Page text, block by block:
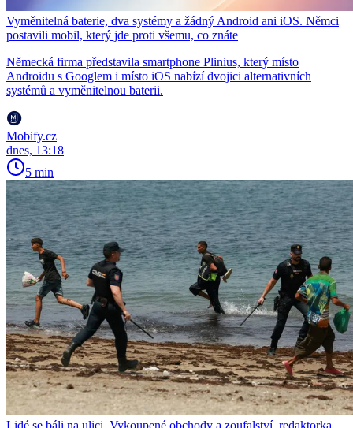
Vyměnitelná baterie, dva systémy a žádný Android ani iOS. Němci
postavili mobil, který jde proti všemu, co znáte
Německá firma představila smartphone Plinius, který místo
Androidu s Googlem i místo iOS nabízí dvojici alternativních
systémů a vyměnitelnou baterii.
Mobify.cz
dnes, 13:18
5 min
Lidé se báli na ulici. Vykoupené obchody a zoufalství, redaktorka